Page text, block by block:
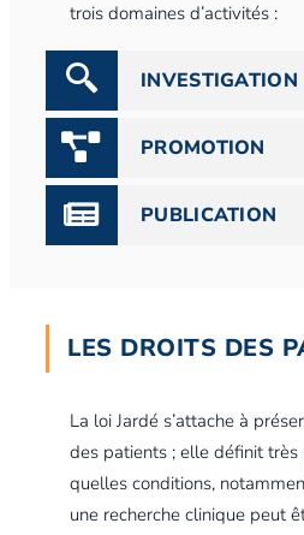
trois domaines d’activités :
INVESTIGATION
PROMOTION
PUBLICATION
LES DROITS DES
La loi Jardé s’attache à
des patients ; elle définit
quelles conditions,
une recherche clinique peut